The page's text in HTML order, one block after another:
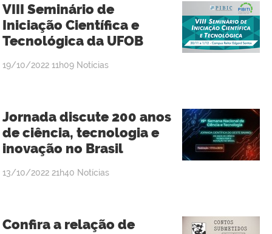
VIII Seminário de
Iniciação Científica e
Tecnológica da UFOB
publicado
19/10/2022 11h09 Notícias
Jornada discute 200 anos
de ciência, tecnologia e
inovação no Brasil
publicado
13/10/2022 21h40 Notícias
Confira a relação de